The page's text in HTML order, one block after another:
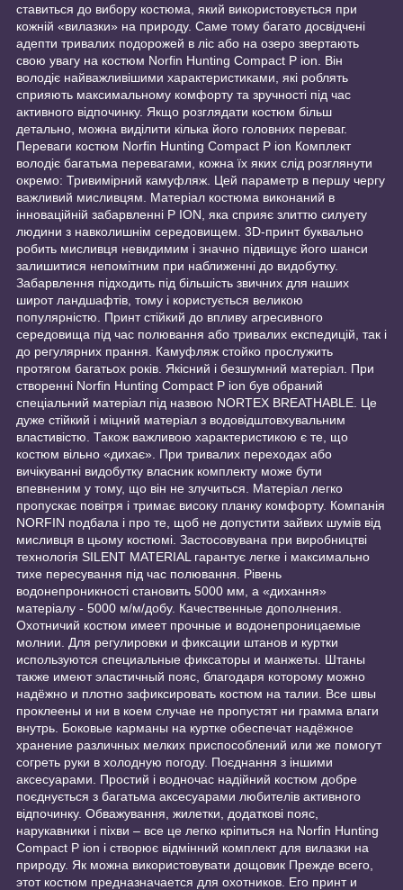
ставиться до вибору костюма, який використовується при
кожній «вилазки» на природу. Саме тому багато досвідчені
адепти тривалих подорожей в ліс або на озеро звертають
свою увагу на костюм Norfin Hunting Compact P ion. Він
володіє найважливішими характеристиками, які роблять
сприяють максимальному комфорту та зручності під час
активного відпочинку. Якщо розглядати костюм більш
детально, можна виділити кілька його головних переваг.
Переваги костюм Norfin Hunting Compact P ion Комплект
володіє багатьма перевагами, кожна їх яких слід розглянути
окремо: Тривимірний камуфляж. Цей параметр в першу чергу
важливий мисливцям. Матеріал костюма виконаний в
інноваційній забарвленні P ION, яка сприяє злиттю силуету
людини з навколишнім середовищем. 3D-принт буквально
робить мисливця невидимим і значно підвищує його шанси
залишитися непомітним при наближенні до видобутку.
Забарвлення підходить під більшість звичних для наших
широт ландшафтів, тому і користується великою
популярністю. Принт стійкий до впливу агресивного
середовища під час полювання або тривалих експедицій, так і
до регулярних прання. Камуфляж стойко прослужить
протягом багатьох років. Якісний і безшумний матеріал. При
створенні Norfin Hunting Compact P ion був обраний
спеціальний матеріал під назвою NORTEX BREATHABLE. Це
дуже стійкий і міцний матеріал з водовідштовхувальним
властивістю. Також важливою характеристикою є те, що
костюм вільно «дихає». При тривалих переходах або
вичікуванні видобутку власник комплекту може бути
впевненим у тому, що він не злучиться. Матеріал легко
пропускає повітря і тримає високу планку комфорту. Компанія
NORFIN подбала і про те, щоб не допустити зайвих шумів від
мисливця в цьому костюмі. Застосовувана при виробництві
технологія SILENT MATERIAL гарантує легке і максимально
тихе пересування під час полювання. Рівень
водонепроникності становить 5000 мм, а «дихання»
матеріалу - 5000 м/м/добу. Качественные дополнения.
Охотничий костюм имеет прочные и водонепроницаемые
молнии. Для регулировки и фиксации штанов и куртки
используются специальные фиксаторы и манжеты. Штаны
также имеют эластичный пояс, благодаря которому можно
надёжно и плотно зафиксировать костюм на талии. Все швы
проклеены и ни в коем случае не пропустят ни грамма влаги
внутрь. Боковые карманы на куртке обеспечат надёжное
хранение различных мелких приспособлений или же помогут
согреть руки в холодную погоду. Поєднання з іншими
аксесуарами. Простий і водночас надійний костюм добре
поєднується з багатьма аксесуарами любителів активного
відпочинку. Обважування, жилетки, додаткові пояс,
нарукавники і піхви – все це легко кріпиться на Norfin Hunting
Compact P ion і створює відмінний комплект для вилазки на
природу. Як можна використовувати дощовик Прежде всего,
этот костюм предназначается для охотников. Его принт и